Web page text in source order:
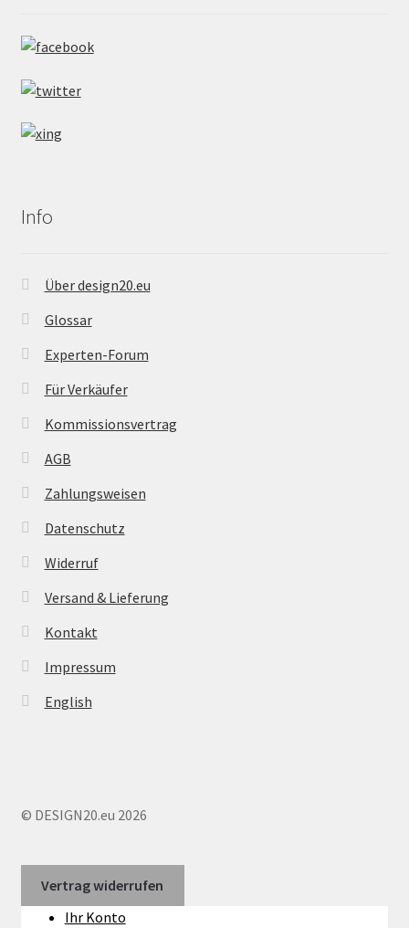
Info
Über design20.eu
Glossar
Experten-Forum
Für Verkäufer
Kommissionsvertrag
AGB
Zahlungsweisen
Datenschutz
Widerruf
Versand & Lieferung
Kontakt
Impressum
English
© DESIGN20.eu 2026
Vertrag widerrufen
Ihr Konto